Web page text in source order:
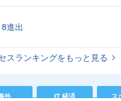
進出
スランキングをもっと見る
外 IT 経済 ス